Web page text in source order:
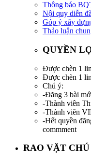
Thông báo
Nội quy diễn
Góp ý xây
Thảo luận
QUYỀN
Được chèn 1
Được chèn 1
Chú ý:
-Đăng 3 bài
-Thành viên
-Thành viên
-Hết quyền
commment
RAO VẶT